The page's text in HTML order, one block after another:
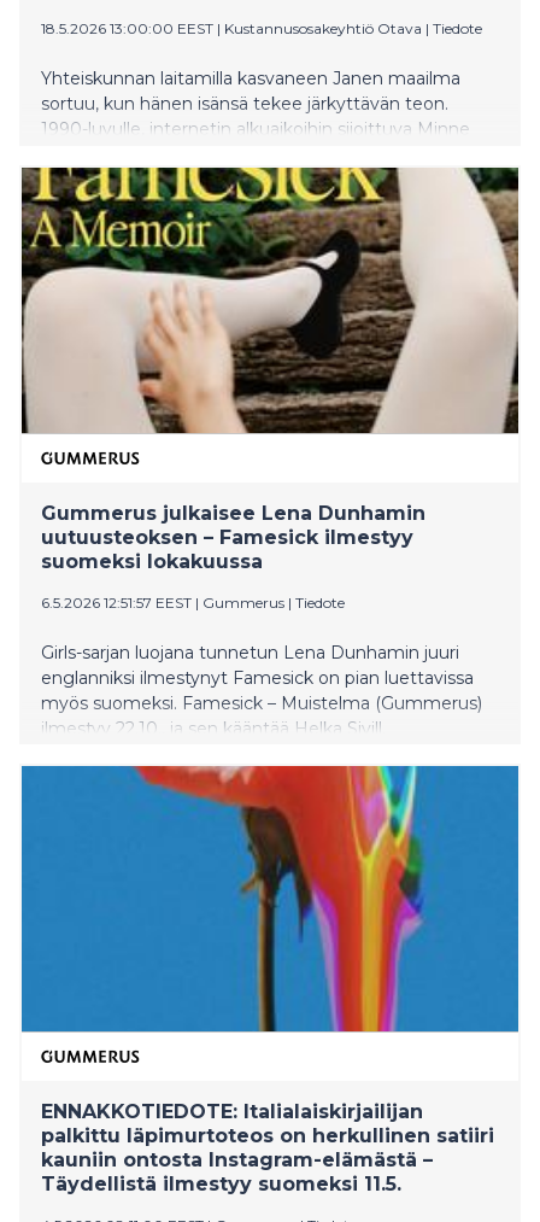
18.5.2026 13:00:00 EEST | Kustannusosakeyhtiö Otava | Tiedote
Yhteiskunnan laitamilla kasvaneen Janen maailma
sortuu, kun hänen isänsä tekee järkyttävän teon.
1990-luvulle, internetin alkuaikoihin sijoittuva Minne
koskettavan tarinan paitsi henkilökohtaisesta kasvusta
myös kokonaisen maailman murroksesta.
Gummerus julkaisee Lena Dunhamin
uutuusteoksen – Famesick ilmestyy
suomeksi lokakuussa
6.5.2026 12:51:57 EEST | Gummerus | Tiedote
Girls-sarjan luojana tunnetun Lena Dunhamin juuri
englanniksi ilmestynyt Famesick on pian luettavissa
myös suomeksi. Famesick – Muistelma (Gummerus)
ilmestyy 22.10., ja sen kääntää Helka Sivill.
ENNAKKOTIEDOTE: Italialaiskirjailijan
palkittu läpimurtoteos on herkullinen satiiri
kauniin ontosta Instagram-elämästä –
Täydellistä ilmestyy suomeksi 11.5.